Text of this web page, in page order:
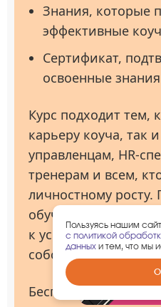
Знания, которые
эффективные
Сертификат,
освоенные
Курс подходит тем,
карьеру коуча, так
управленцам, HR-
тренерам и всем,
личностному росту.
обучения
к успеху, используя
собственный опыт.
Бесплатный курс
Пользуясь нашим
с политикой
данных и тем, что мы